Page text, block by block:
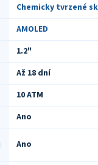
Chemicky tvrzené
AMOLED
1.2"
Až 18 dní
10 ATM
Ano
Ano